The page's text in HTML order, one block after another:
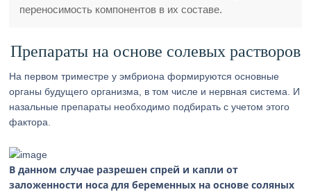
переносимость компонентов в их составе.
Препараты на основе солевых растворов
На первом триместре у эмбриона формируются основные
органы будущего организма, в том числе и нервная система. И
назальные препараты необходимо подбирать с учетом этого
фактора.
В данном случае разрешен спрей и капли от
заложенности носа для беременных на основе соляных